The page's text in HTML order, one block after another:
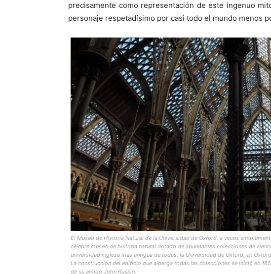
precisamente como representación de este ingenuo
personaje respetadísimo por casi todo el mundo menos
El Museo de Historia Natural de la Universidad de Oxford, a veces
célebre museo de historia natural dotado de abundantes colecciones de
universidad inglesa más antigua de todas, la Universidad de Oxford, en
La construcción del edificio que alberga todas las colecciones se inició en
de su amigo John Ruskin.